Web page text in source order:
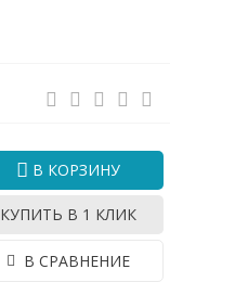
В КОРЗИНУ
КУПИТЬ В 1 КЛИК
В СРАВНЕНИЕ